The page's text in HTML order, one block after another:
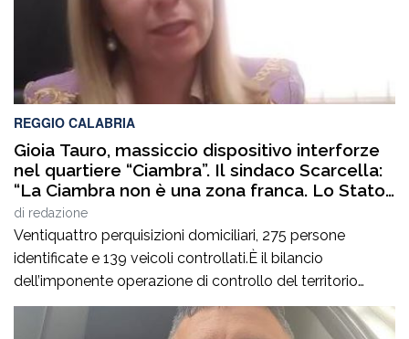
REGGIO CALABRIA
Gioia Tauro, massiccio dispositivo interforze
nel quartiere “Ciambra”. Il sindaco Scarcella:
“La Ciambra non è una zona franca. Lo Stato
c’è e si vede”
di redazione
Ventiquattro perquisizioni domiciliari, 275 persone
identificate e 139 veicoli controllati.È il bilancio
dell’imponente operazione di controllo del territorio
condotta il7 agosto nel quartiere Ciambra di Gioia Tauro,
nell’ambito di un servizio straordinario ad “Alto Impatto”